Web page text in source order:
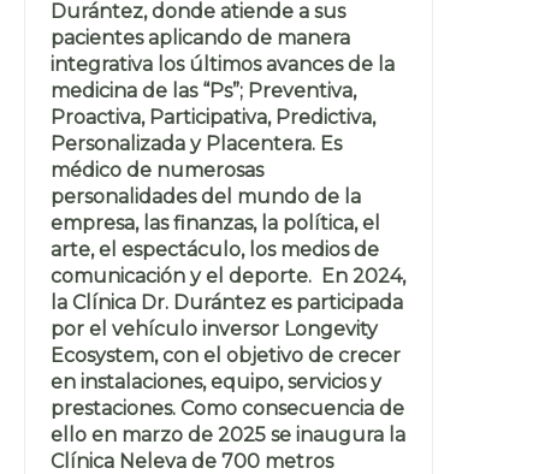
Durántez, donde atiende a sus
pacientes aplicando de manera
integrativa los últimos avances de la
medicina de las “Ps”; Preventiva,
Proactiva, Participativa, Predictiva,
Personalizada y Placentera. Es
médico de numerosas
personalidades del mundo de la
empresa, las finanzas, la política, el
arte, el espectáculo, los medios de
comunicación y el deporte. En 2024,
la Clínica Dr. Durántez es participada
por el vehículo inversor Longevity
Ecosystem, con el objetivo de crecer
en instalaciones, equipo, servicios y
prestaciones. Como consecuencia de
ello en marzo de 2025 se inaugura la
Clínica Neleva de 700 metros